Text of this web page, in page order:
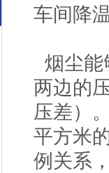
车间降
烟尘能
两边的
压差）
平方米
例关系